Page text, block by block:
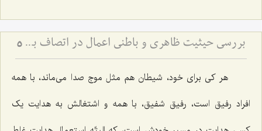
بررسی حیثیت ظاهری و باطنی اعمال در اتصاف به حسن و قبح 5
هر کی برای خود، شیطان هم مثل موج صدا می‌ماند، با همه
افراد رفیق است، رفیق شفیق، با همه و اشتغالش به هدایت یک